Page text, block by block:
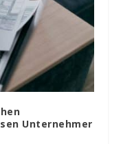
Unternehmer